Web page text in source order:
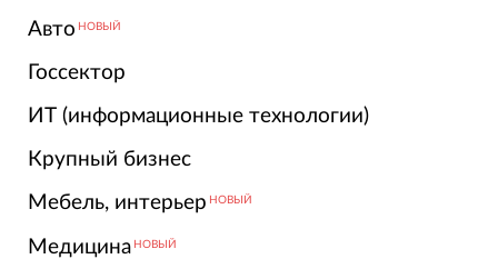
Авто НОВЫЙ
Госсектор
ИТ (информационные технологии)
Крупный бизнес
Мебель, интерьер НОВЫЙ
Медицина НОВЫЙ